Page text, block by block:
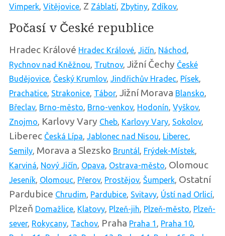
Vimperk, Vitějovice, Z Záblatí, Zbytiny, Zdíkov,
Počasí v České republice
Hradec Králové Hradec Králové, Jičín, Náchod ,
Rychnov nad Kněžnou, Trutnov, Jižní Čechy České
Budějovice, Český Krumlov, Jindřichův Hradec, Písek,
Prachatice, Strakonice, Tábor, Jižní Morava Blansko,
Břeclav, Brno-město, Brno-venkov, Hodonín, Vyškov,
Znojmo, Karlovy Vary Cheb, Karlovy Vary, Sokolov,
Liberec Česká Lípa, Jablonec nad Nisou, Liberec,
Semily, Morava a Slezsko Bruntál, Frýdek-Místek,
Karviná, Nový Jičín, Opava, Ostrava-město, Olomouc
Jeseník, Olomouc, Přerov, Prostějov, Šumperk, Ostatní
Pardubice Chrudim, Pardubice, Svitavy, Ústí nad Orlicí,
Plzeň Domažlice, Klatovy, Plzeň-jih, Plzeň-město, Plzeň-
sever, Rokycany, Tachov, Praha Praha 1 , Praha 10,